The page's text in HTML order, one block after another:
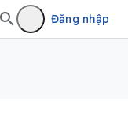
Đăng nhập